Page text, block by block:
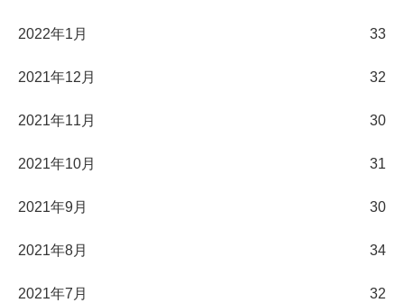
2022年1月 33
2021年12月 32
2021年11月 30
2021年10月 31
2021年9月 30
2021年8月 34
2021年7月 32